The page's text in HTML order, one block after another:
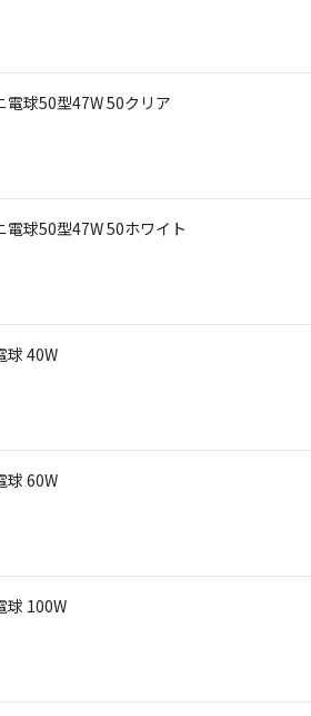
電球50型47W 50クリア
電球50型47W 50ホワイト
球 40W
球 60W
球 100W